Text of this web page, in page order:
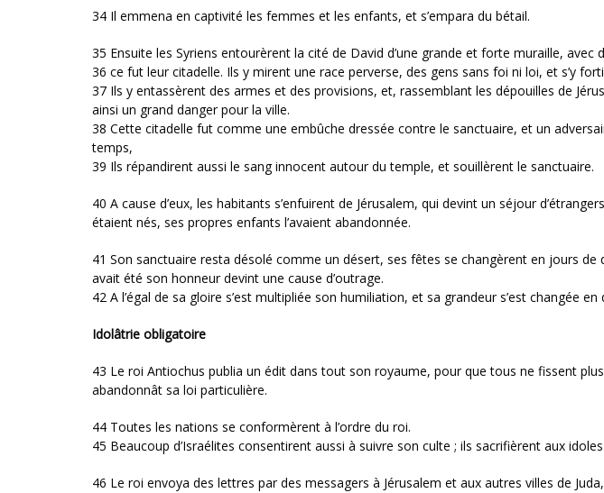
34 Il emmena en captivité les femmes et les enfants, et s’empara du bétail.
35 Ensuite les Syriens entourèrent la cité de David d’une grande et forte muraille, avec
36 ce fut leur citadelle. Ils y mirent une race perverse, des gens sans foi ni loi, et s’y
37 Ils y entassèrent des armes et des provisions, et, rassemblant les dépouilles de
ainsi un grand danger pour la ville.
38 Cette citadelle fut comme une embûche dressée contre le sanctuaire, et un
temps,
39 Ils répandirent aussi le sang innocent autour du temple, et souillèrent le sanctuaire.
40 A cause d’eux, les habitants s’enfuirent de Jérusalem, qui devint un séjour
étaient nés, ses propres enfants l’avaient abandonnée.
41 Son sanctuaire resta désolé comme un désert, ses fêtes se changèrent en jours de
avait été son honneur devint une cause d’outrage.
42 A l’égal de sa gloire s’est multipliée son humiliation, et sa grandeur s’est changée en
Idolâtrie obligatoire
43 Le roi Antiochus publia un édit dans tout son royaume, pour que tous ne fissent
abandonnât sa loi particulière.
44 Toutes les nations se conformèrent à l’ordre du roi.
45 Beaucoup d’Israélites consentirent aussi à suivre son culte ; ils sacrifièrent aux
46 Le roi envoya des lettres par des messagers à Jérusalem et aux autres villes de